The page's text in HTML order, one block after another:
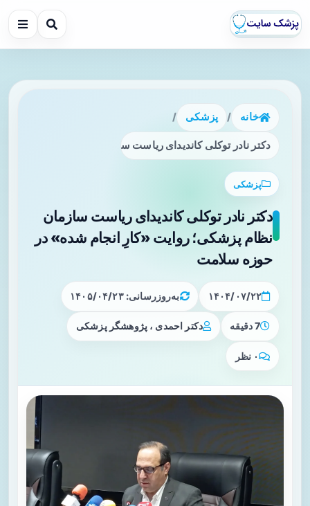
خانه / پزشکی /
دکتر نادر توکلی کاندیدای ریاست سازمان نظام پزشکی؛
پزشکی
دکتر نادر توکلی کاندیدای ریاست سازمان
نظام پزشکی؛ روایت «کارِ انجام شده» در
حوزه سلامت
۱۴۰۴/۰۷/۲۲ به‌روزرسانی: ۱۴۰۵/۰۴/۲۳
7 دقیقه دکتر احمدی ، پژوهشگر پزشکی
۰ نظر